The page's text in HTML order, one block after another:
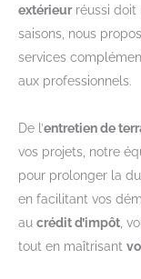
extérieurréussi doit
saisons, nous
services
aux professionnels.
De l’entretien de
vos projets, notre
pour prolonger la
en facilitant vos
au crédit d’impôt ,
tout en maîtrisant